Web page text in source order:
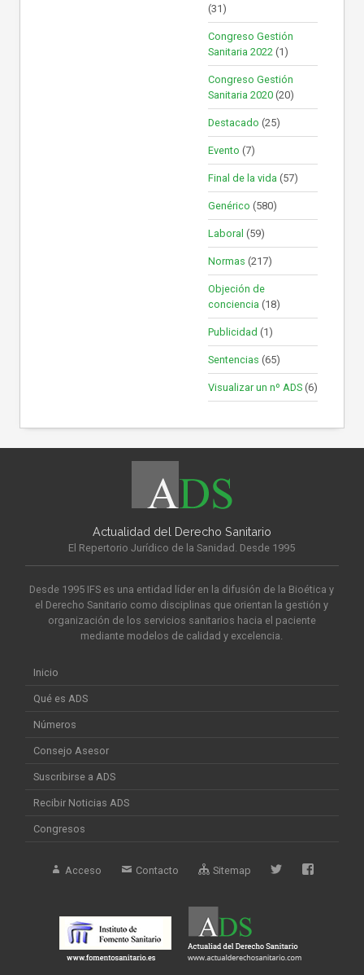
(31)
Congreso Gestión
Sanitaria 2022 (1)
Congreso Gestión
Sanitaria 2020 (20)
Destacado (25)
Evento (7)
Final de la vida (57)
Genérico (580)
Laboral (59)
Normas (217)
Objeción de
conciencia (18)
Publicidad (1)
Sentencias (65)
Visualizar un nº ADS (6)
Actualidad del Derecho Sanitario
El Repertorio Jurídico de la Sanidad. Desde 1995
Desde 1995 IFS es una entidad líder en la difusión de la Bioética y
el Derecho Sanitario como disciplinas que orientan la gestión y
organización de los servicios sanitarios hacia el paciente
mediante modelos de calidad y excelencia.
Inicio
Qué es ADS
Números
Consejo Asesor
Suscribirse a ADS
Recibir Noticias ADS
Congresos
Acceso Contacto Sitemap